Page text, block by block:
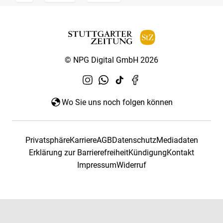
© NPG Digital GmbH 2026
Wo Sie uns noch folgen können
PrivatsphäreKarriereAGBDatenschutzMediadaten
Erklärung zur BarrierefreiheitKündigungKontakt
ImpressumWiderruf